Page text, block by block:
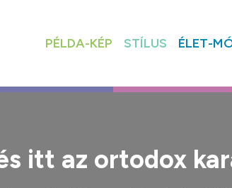
PÉLDA-KÉP STÍLUS ÉLET-
itt az ortodox